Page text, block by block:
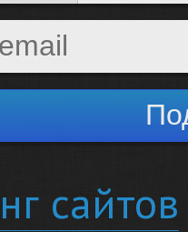
сайтов